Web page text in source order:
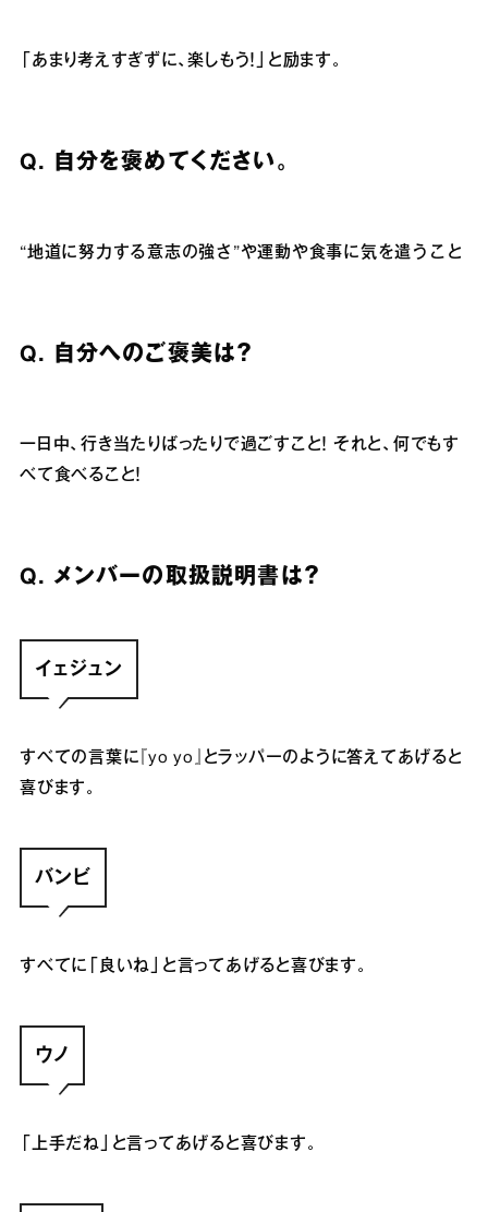
「あまり考えすぎずに、楽しもう！」と励ます。
Q. 自分を褒めてください。
“地道に努力する意志の強さ ”や運動や食事に気を遣うこと
Q. 自分へのご褒美は？
一日中、行き当たりばったりで過ごすこと！ それと、何でもす
べて食べること！
Q. メンバーの取扱説明書は？
イェジュン
すべての言葉に『 yo yo
』とラッパーのように答えてあげると
喜びます。
バンビ
すべてに「良いね」と言ってあげると喜びます。
ウノ
「上手だね」と言ってあげると喜びます。